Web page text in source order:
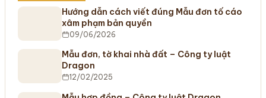
Hướng dẫn cách viết đúng Mẫu đơn tố cáo
xâm phạm bản quyền
09/06/2026
Mẫu đơn, tờ khai nhà đất – Công ty luật
Dragon
12/02/2025